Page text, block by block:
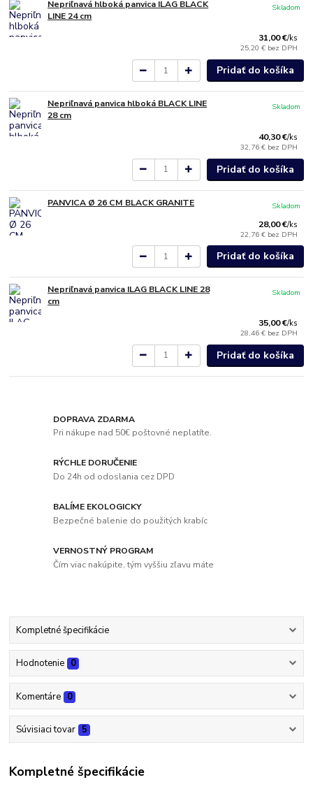
Nepriľnavá hlboká panvica ILAG BLACK
LINE 24 cm
31,00 €/ks
25,20 € bez DPH
Skladom
Pridať do košíka
Nepriľnavá panvica hlboká BLACK LINE
28 cm
40,30 €/ks
32,76 € bez DPH
Skladom
Pridať do košíka
PANVICA Ø 26 CM BLACK GRANITE
28,00 €/ks
22,76 € bez DPH
Skladom
Pridať do košíka
Nepriľnavá panvica ILAG BLACK LINE 28
cm
35,00 €/ks
28,46 € bez DPH
Skladom
Pridať do košíka
DOPRAVA ZDARMA
Pri nákupe nad 50€ poštovné neplatíte.
RÝCHLE DORUČENIE
Do 24h od odoslania cez DPD
BALÍME EKOLOGICKY
Bezpečné balenie do použitých krabíc
VERNOSTNÝ PROGRAM
Čím viac nakúpite, tým vyššiu zľavu máte
Kompletné špecifikácie
Hodnotenie 0
Komentáre 0
Súvisiaci tovar 5
Kompletné špecifikácie